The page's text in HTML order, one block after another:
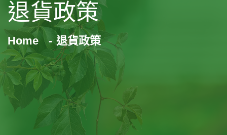
退貨政策
Home 退貨政策